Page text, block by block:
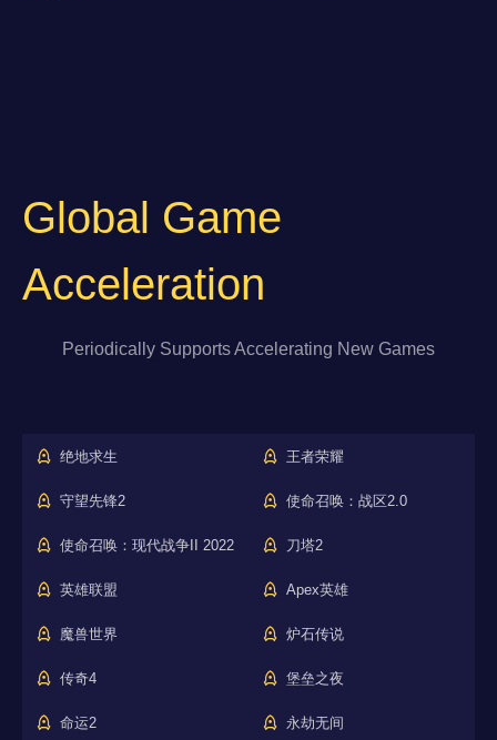
Global Game
Acceleration
Periodically Supports Accelerating New Games
绝地求生 王者荣耀
守望先锋2 使命召唤：战区2.0
使命召唤：现代战争II 2022 刀塔2
英雄联盟 Apex英雄
魔兽世界 炉石传说
传奇4 堡垒之夜
命运2 永劫无间